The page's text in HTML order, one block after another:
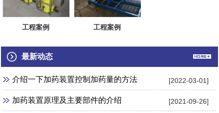
工程案例 工程案例
最新动态
[2022-03-01]
介绍一下加药装置控制加药量的方法
[2021-09-26]
加药装置原理及主要部件的介绍